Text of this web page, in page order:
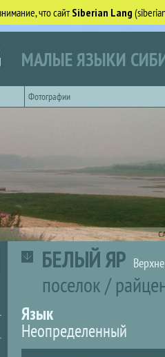
что сайтSiberian Lang
МАЛЫЕ ЯЗЫКИ
Фотографии
БЕЛЫЙ ЯР
поселок/
Язык
Неопределенный
Поиск